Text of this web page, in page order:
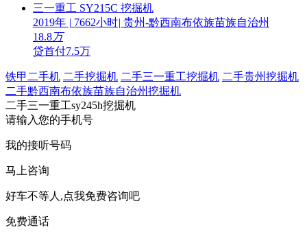
三一重工 SY215C 挖掘机
2019年 | 7662小时| 贵州-黔西南布依族苗族自治州
18.8万
贷首付7.5万
铁甲二手机 二手挖掘机 二手三一重工挖掘机 二手贵州挖掘机
二手黔西南布依族苗族自治州挖掘机
二手三一重工sy245h挖掘机
请输入您的手机号
我的接听号码
马上咨询
好车不等人,点我免费咨询吧
免费通话